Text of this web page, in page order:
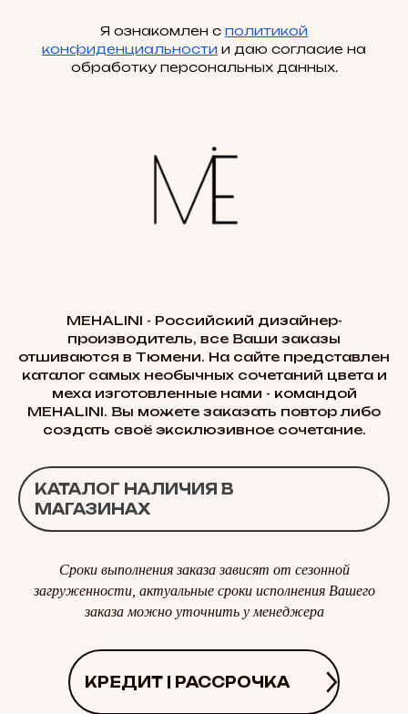
Я ознакомлен с политикой
конфиденциальности и даю согласие на
обработку персональных данных.
MEHALINI - Российский дизайнер-
производитель, все Ваши заказы
отшиваются в Тюмени. На сайте представлен
каталог самых необычных сочетаний цвета и
меха изготовленные нами - командой
MEHALINI. Вы можете заказать повтор либо
создать своё эксклюзивное сочетание.
КАТАЛОГ НАЛИЧИЯ В
МАГАЗИНАХ
Сроки выполнения заказа зависят от сезонной
загруженности, актуальные сроки исполнения Вашего
заказа можно уточнить у менеджера
КРЕДИТ | РАССРОЧКА